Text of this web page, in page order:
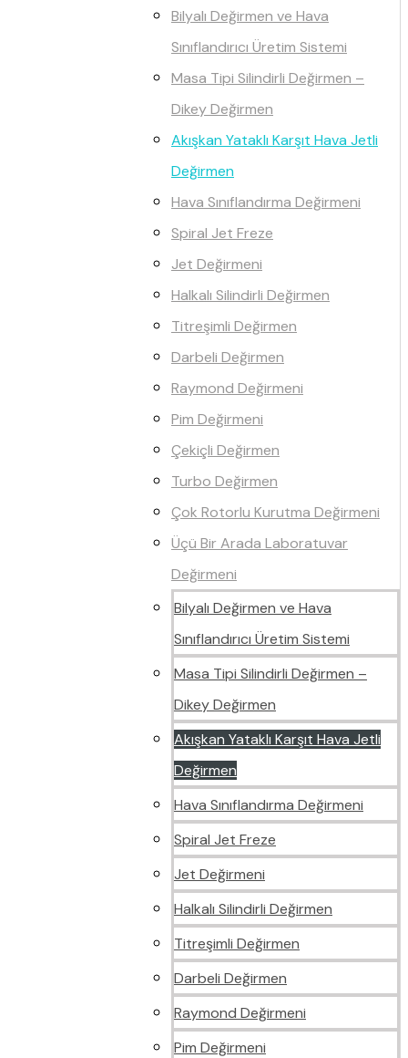
Bilyalı Değirmen ve Hava
Sınıflandırıcı Üretim Sistemi
Masa Tipi Silindirli Değirmen –
Dikey Değirmen
Akışkan Yataklı Karşıt Hava Jetli
Değirmen
Hava Sınıflandırma Değirmeni
Spiral Jet Freze
Jet Değirmeni
Halkalı Silindirli Değirmen
Titreşimli Değirmen
Darbeli Değirmen
Raymond Değirmeni
Pim Değirmeni
Çekiçli Değirmen
Turbo Değirmen
Çok Rotorlu Kurutma Değirmeni
Üçü Bir Arada Laboratuvar
Değirmeni
Bilyalı Değirmen ve Hava
Sınıflandırıcı Üretim Sistemi
Masa Tipi Silindirli Değirmen –
Dikey Değirmen
Akışkan Yataklı Karşıt Hava Jetli
Değirmen
Hava Sınıflandırma Değirmeni
Spiral Jet Freze
Jet Değirmeni
Halkalı Silindirli Değirmen
Titreşimli Değirmen
Darbeli Değirmen
Raymond Değirmeni
Pim Değirmeni